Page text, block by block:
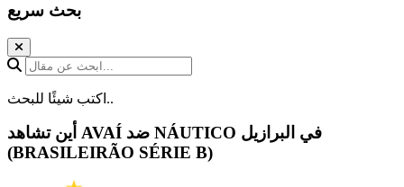
بحث سريع
ابحث عن مقال...
اكتب شيئًا للبحث..
AVAÍ NÁUTICO
(BRASILEIRÃO SÉRIE B)